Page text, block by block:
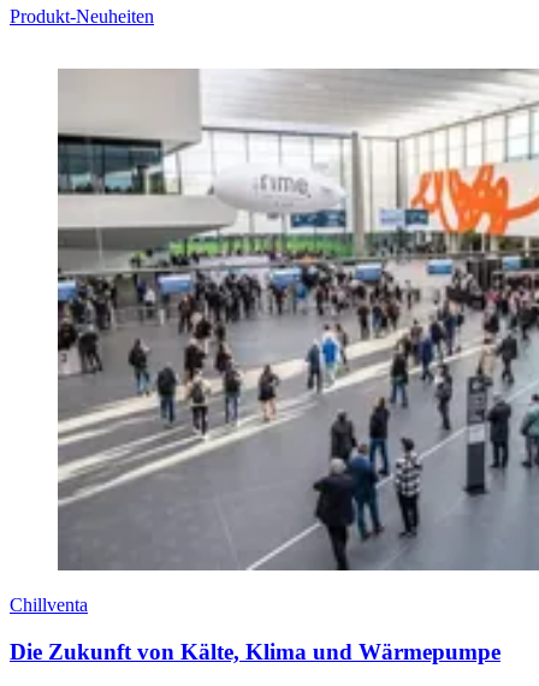
Produkt-Neuheiten
Chillventa
Die Zukunft von Kälte, Klima und Wärmepumpe